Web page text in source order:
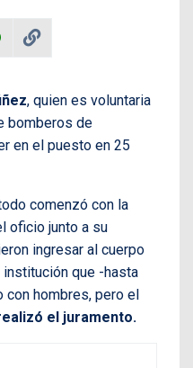
, quien es voluntaria
bomberos de
en el puesto en 25
comenzó con la
oficio junto a su
ingresar al cuerpo
que -hasta
hombres, pero el
el juramento.